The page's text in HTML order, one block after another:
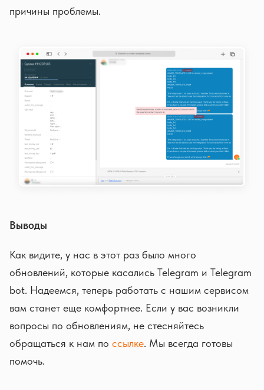
причины проблемы.
Выводы
Как видите, у нас в этот раз было много
обновлений, которые касались Telegram и Telegram
bot. Надеемся, теперь работать с нашим сервисом
вам станет еще комфортнее. Если у вас возникли
вопросы по обновлениям, не стесняйтесь
обращаться к нам по ссылке. Мы всегда готовы
помочь.